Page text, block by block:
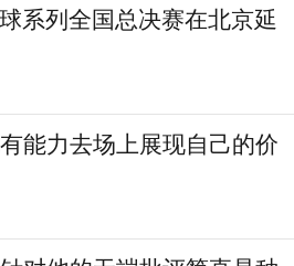
系列全国总决赛在北京延
能力去场上展现自己的价